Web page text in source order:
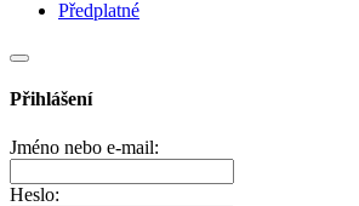
Předplatné
Přihlášení
Jméno nebo e-mail:
Heslo: